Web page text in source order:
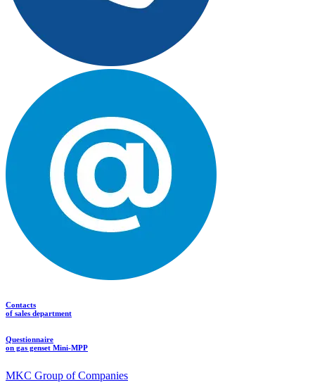
Contacts
of sales department
Questionnaire
on gas genset Mini-MPP
MKC Group of Companies